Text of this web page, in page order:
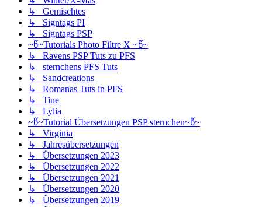
↳ Gemischtes
↳ Signtags PI
↳ Signtags PSP
~წ~Tutorials Photo Filtre X ~წ~
↳ Ravens PSP Tuts zu PFS
↳ sternchens PFS Tuts
↳ Sandcreations
↳ Romanas Tuts in PFS
↳ Tine
↳ Lylia
~წ~Tutorial Übersetzungen PSP sternchen~წ~
↳ Virginia
↳ Jahresübersetzungen
↳ Übersetzungen 2023
↳ Übersetzungen 2022
↳ Übersetzungen 2021
↳ Übersetzungen 2020
↳ Übersetzungen 2019